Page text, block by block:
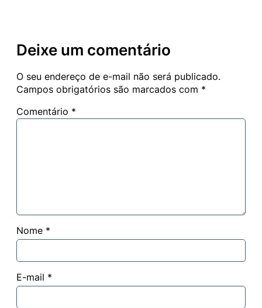
Deixe um comentário
O seu endereço de e-mail não será publicado.
Campos obrigatórios são marcados com *
Comentário *
Nome *
E-mail *